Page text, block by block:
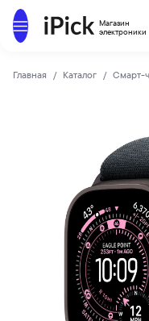
Магазин
электроники
Каталог
Главная Каталог Смарт-